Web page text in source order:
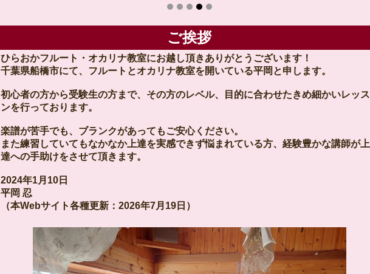
ご挨拶
ひらおかフルート・オカリナ教室にお越し頂きありがとうございます！
千葉県船橋市にて、フルートとオカリナ教室を開いている平岡と申します。
初心者の方から受験生の方まで、その方のレベル、目的に合わせたきめ細かいレッス
ンを行っております。
楽譜が苦手でも、ブランクがあってもご安心ください。
また練習していてもなかなか上達を実感できず悩まれている方、経験豊かな講師が上
達への手助けをさせて頂きます。
2024年1月10日
平岡 忍
（本Webサイト各種更新：2026年7月19日）